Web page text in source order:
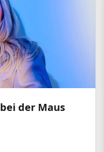
der Maus